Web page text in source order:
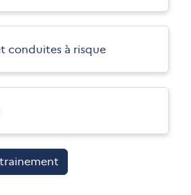
conduites à risque